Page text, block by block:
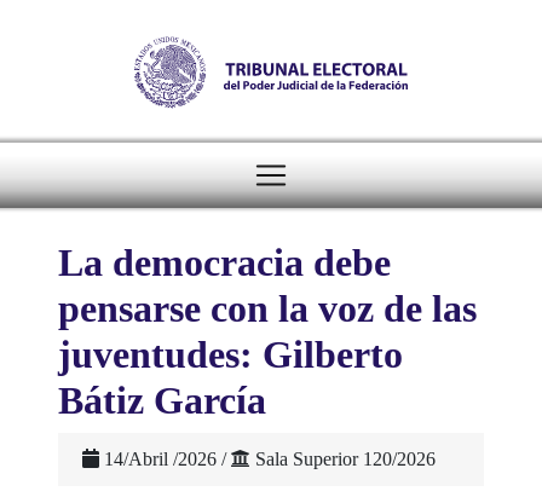
Tribunal Electoral del
header
La democracia debe
pensarse con la voz de las
juventudes: Gilberto
Bátiz García
14/Abril /2026 / Sala Superior 120/2026